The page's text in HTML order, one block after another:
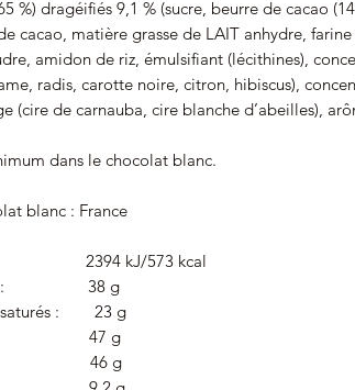
%) dragéifiés 9,1 % (sucre, beurre de cacao
cacao, matière grasse de LAIT anhydre, farine
amidon de riz, émulsifiant (lécithines),
radis, carotte noire, citron, hibiscus),
(cire de carnauba, cire blanche d’abeilles),
dans le chocolat blanc.
blanc : France
kJ/573 kcal
: 38 g
saturés : 23 g
: 47 g
: 46 g